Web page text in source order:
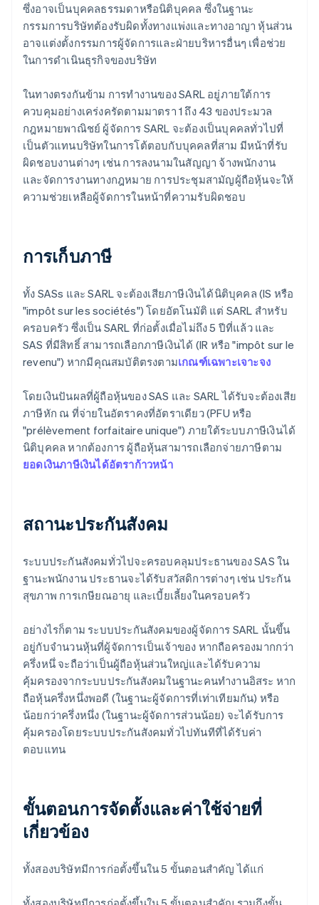
ซึ่งอาจเป็นบุคคลธรรมดาหรือนิติบุคคล ซึ่งในฐานะ
กรรมการบริษัทต้องรับผิดทั้งทางแพ่งและทางอาญา หุ้นส่วน
อาจแต่งตั้งกรรมการผู้จัดการและฝ่ายบริหารอื่นๆ เพื่อช่วย
ในการดําเนินธุรกิจของบริษัท
ในทางตรงกันข้าม การทํางานของ SARL อยู่ภายใต้การ
ควบคุมอย่างเคร่งครัดตามมาตรา 1 ถึง 43 ของประมวล
กฎหมายพาณิชย์ ผู้จัดการ SARL จะต้องเป็นบุคคลทั่วไปที่
เป็นตัวแทนบริษัทในการโต้ตอบกับบุคคลที่สาม มีหน้าที่รับ
ผิดชอบงานต่างๆ เช่น การลงนามในสัญญา จ้างพนักงาน
และจัดการงานทางกฎหมาย การประชุมสามัญผู้ถือหุ้นจะให้
ความช่วยเหลือผู้จัดการในหน้าที่ความรับผิดชอบ
การเก็บภาษี
ทั้ง SASs และ SARL จะต้องเสียภาษีเงินได้นิติบุคคล (IS หรือ
"impôt sur les sociétés") โดยอัตโนมัติ แต่ SARL สําหรับ
ครอบครัว ซึ่งเป็น SARL ที่ก่อตั้งเมื่อไม่ถึง 5 ปีที่แล้ว และ
SAS ที่มีสิทธิ์ สามารถเลือกภาษีเงินได้ (IR หรือ "impôt sur le
revenu") หากมีคุณสมบัติตรงตามเกณฑ์เฉพาะเจาะจง
โดยเงินปันผลที่ผู้ถือหุ้นของ SAS และ SARL ได้รับจะต้องเสีย
ภาษีหัก ณ ที่จ่ายในอัตราคงที่อัตราเดียว (PFU หรือ
"prélèvement forfaitaire unique") ภายใต้ระบบภาษีเงินได้
นิติบุคคล หากต้องการ ผู้ถือหุ้นสามารถเลือกจ่ายภาษีตาม
ยอดเงินภาษีเงินได้อัตราก้าวหน้า
สถานะประกันสังคม
ระบบประกันสังคมทั่วไปจะครอบคลุมประธานของ SAS ใน
ฐานะพนักงาน ประธานจะได้รับสวัสดิการต่างๆ เช่น ประกัน
สุขภาพ การเกษียณอายุ และเบี้ยเลี้ยงในครอบครัว
อย่างไรก็ตาม ระบบประกันสังคมของผู้จัดการ SARL นั้นขึ้น
อยู่กับจํานวนหุ้นที่ผู้จัดการเป็นเจ้าของ หากถือครองมากกว่า
ครึ่งหนึ่ จะถือว่าเป็นผู้ถือหุ้นส่วนใหญ่และได้รับความ
คุ้มครองจากระบบประกันสังคมในฐานะคนทำงานอิสระ หาก
ถือหุ้นครึ่งหนึ่งพอดี (ในฐานะผู้จัดการที่เท่าเทียมกัน) หรือ
น้อยกว่าครึ่งหนึ่ง (ในฐานะผู้จัดการส่วนน้อย) จะได้รับการ
คุ้มครองโดยระบบประกันสังคมทั่วไปทันทีที่ได้รับค่า
ตอบแทน
ขั้นตอนการจัดตั้งและค่าใช้จ่ายที่
เกี่ยวข้อง
ทั้งสองบริษัทมีการก่อตั้งขึ้นใน 5 ขั้นตอนสําคัญ ได้แก่